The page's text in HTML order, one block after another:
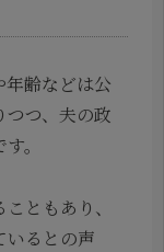
齢などは公
つ、夫の政
。
ともあり、
いるとの声